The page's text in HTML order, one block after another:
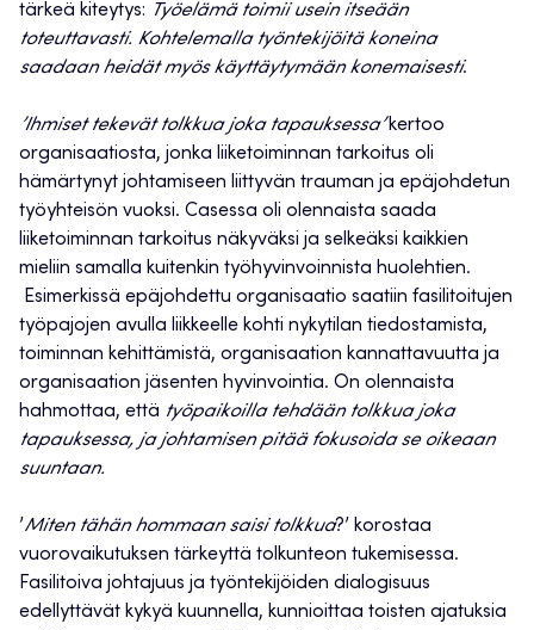
tärkeä kiteytys: Työelämä toimii usein itseään
toteuttavasti. Kohtelemalla työntekijöitä koneina
saadaan heidät myös käyttäytymään konemaisesti.
’Ihmiset tekevät tolkkua joka tapauksessa’kertoo
organisaatiosta, jonka liiketoiminnan tarkoitus oli
hämärtynyt johtamiseen liittyvän trauman ja epäjohdetun
työyhteisön vuoksi. Casessa oli olennaista saada
liiketoiminnan tarkoitus näkyväksi ja selkeäksi kaikkien
mieliin samalla kuitenkin työhyvinvoinnista huolehtien.
Esimerkissä epäjohdettu organisaatio saatiin fasilitoitujen
työpajojen avulla liikkeelle kohti nykytilan tiedostamista,
toiminnan kehittämistä, organisaation kannattavuutta ja
organisaation jäsenten hyvinvointia. On olennaista
hahmottaa, että työpaikoilla tehdään tolkkua joka
tapauksessa, ja johtamisen pitää fokusoida se oikeaan
suuntaan.
’Miten tähän hommaan saisi tolkkua?’ korostaa
vuorovaikutuksen tärkeyttä tolkunteon tukemisessa.
Fasilitoiva johtajuus ja työntekijöiden dialogisuus
edellyttävät kykyä kuunnella, kunnioittaa toisten ajatuksia